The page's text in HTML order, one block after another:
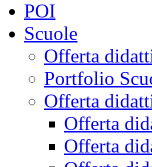
POI
Scuole
Offerta
Portfolio
Offerta
Offerta
Offerta